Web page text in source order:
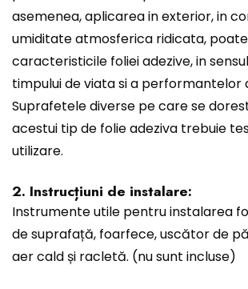
asemenea, aplicarea in exterior, in
umiditate atmosferica ridicata,
caracteristicile foliei adezive, in
timpului de viata si a performantelor
Suprafetele diverse pe care se
acestui tip de folie adeziva trebuie
utilizare.
2. Instrucțiuni de instalare:
Instrumente utile pentru instalarea
de suprafață, foarfece, uscător de
aer cald și racletă. (nu sunt incluse)